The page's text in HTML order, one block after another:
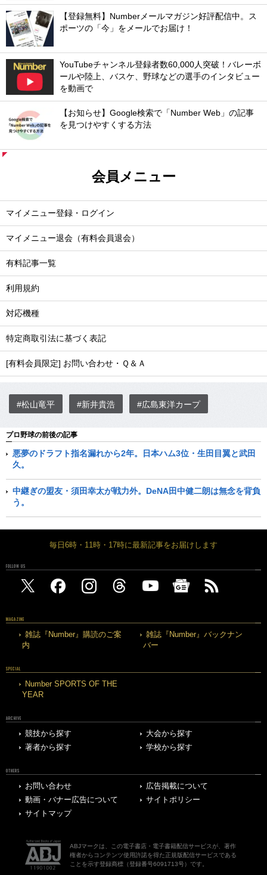
【登録無料】Numberメールマガジン好評配信中。ス
ポーツの「今」をメールでお届け！
YouTubeチャンネル登録者数60,000人突破！バレーボ
ールや陸上、バスケ、野球などの選手のインタビュー
を動画で
【お知らせ】Google検索で「Number Web」の記事
を見つけやすくする方法
会員メニュー
マイメニュー登録・ログイン
マイメニュー退会（有料会員退会）
有料記事一覧
利用規約
対応機種
特定商取引法に基づく表記
[有料会員限定] お問い合わせ・Ｑ＆Ａ
#松山竜平 #新井貴浩 #広島東洋カープ
プロ野球の前後の記事
悪夢のドラフト指名漏れから2年。日本ハム3位・生田目翼と武田
久。
中継ぎの盟友・須田幸太が戦力外。DeNA田中健二朗は無念を背負
う。
毎日6時・11時・17時に最新記事をお届けします
FOLLOW US
MAGAZINE
雑誌『Number』購読のご案
内
雑誌『Number』バックナン
バー
SPECIAL
Number SPORTS OF THE
YEAR
ARCHIVE
競技から探す
大会から探す
著者から探す
学校から探す
OTHERS
お問い合わせ
広告掲載について
動画・バナー広告について
サイトポリシー
サイトマップ
ABJマークは、この電子書店・電子書籍配信サービスが、著作
権者からコンテンツ使用許諾を得た正規版配信サービスである
ことを示す登録商標（登録番号6091713号）です。